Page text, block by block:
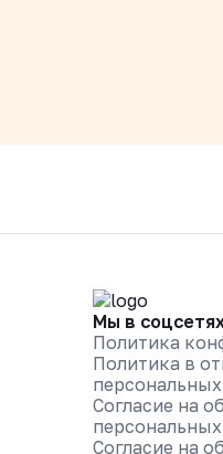
Мы в
Политика
Политика в
Согласие на
Согласие на